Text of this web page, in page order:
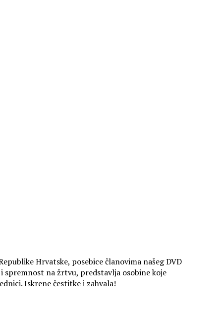
Hrvatske, posebice članovima našeg DVD
spremnost na žrtvu, predstavlja osobine koje
Iskrene čestitke i zahvala!